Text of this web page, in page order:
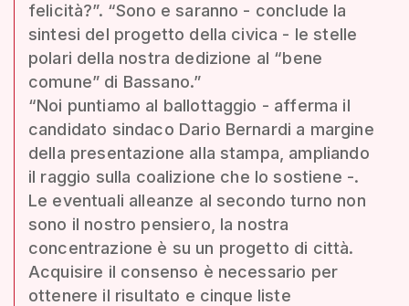
felicità?”. “Sono e saranno - conclude la
sintesi del progetto della civica - le stelle
polari della nostra dedizione al “bene
comune” di Bassano.”
“Noi puntiamo al ballottaggio - afferma il
candidato sindaco Dario Bernardi a margine
della presentazione alla stampa, ampliando
il raggio sulla coalizione che lo sostiene -.
Le eventuali alleanze al secondo turno non
sono il nostro pensiero, la nostra
concentrazione è su un progetto di città.
Acquisire il consenso è necessario per
ottenere il risultato e cinque liste